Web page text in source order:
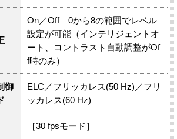
On／Off 0から8の範囲でレベル
設定が可能（インテリジェントオ
ート、コントラスト自動調整がOf
f時のみ）
御
ELC／フリッカレス(50 Hz)／フリ
ッカレス(60 Hz)
［30 fpsモード］